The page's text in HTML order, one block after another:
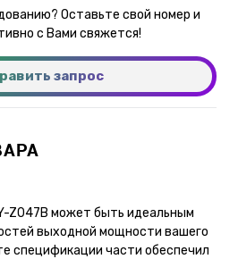
Оставьте свой номер и
с Вами свяжется!
запрос
Z047B может быть идеальным
выходной мощности вашего
спецификации части обеспечил